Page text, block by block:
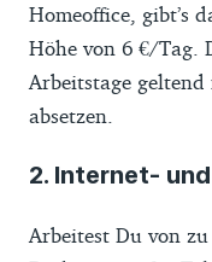
Homeoffice, gibt’s
Höhe von 6 €/Tag.
Arbeitstage
absetzen.
2. Internet-
Arbeitest Du von